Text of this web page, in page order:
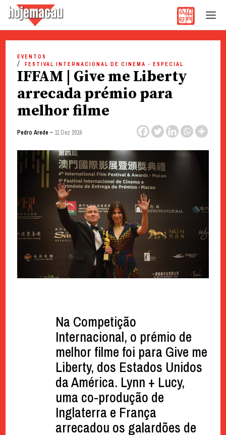
content
EVENTOS
FESTIVAL INTERNACIONAL DE CINEMA - ESPECIAL
IFFAM | Give me Liberty
arrecada prémio para
melhor filme
Pedro Arede - 11 Dez 2019
Na Competição
Internacional, o prémio de
melhor filme foi para Give me
Liberty, dos Estados Unidos
da América. Lynn + Lucy,
uma co-produção de
Inglaterra e França
arrecadou os galardões de